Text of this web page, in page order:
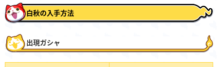
白秋の入手方法
出現ガシャ